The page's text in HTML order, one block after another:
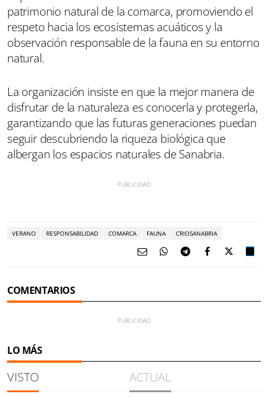
patrimonio natural de la comarca, promoviendo el
respeto hacia los ecosistemas acuáticos y la
observación responsable de la fauna en su entorno
natural.
La organización insiste en que la mejor manera de
disfrutar de la naturaleza es conocerla y protegerla,
garantizando que las futuras generaciones puedan
seguir descubriendo la riqueza biológica que
albergan los espacios naturales de Sanabria.
VERANO RESPONSABILIDAD COMARCA FAUNA CRIOSANABRIA
COMENTARIOS
LO MÁS
VISTO ACTUAL